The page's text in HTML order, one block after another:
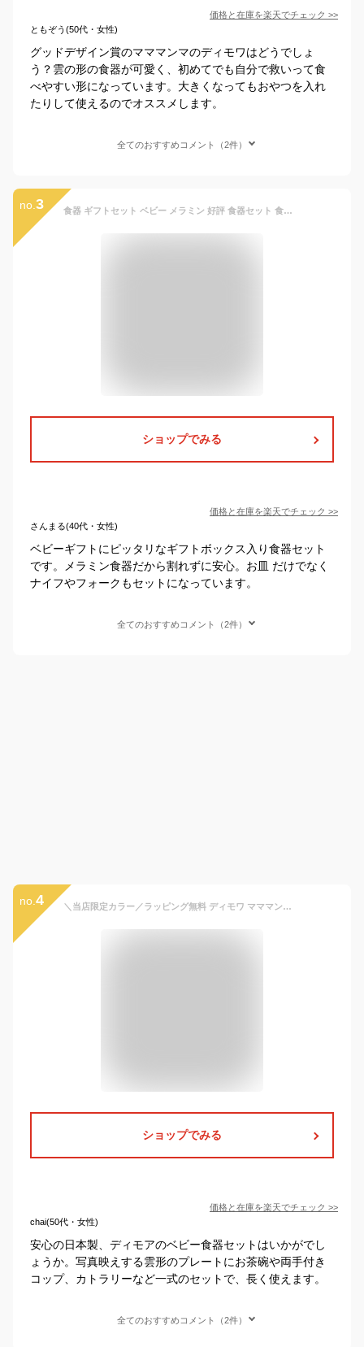
価格と在庫を楽天でチェック >>
ともぞう(50代・女性)
グッドデザイン賞のマママンマのディモワはどうでしょ
う？雲の形の食器が可愛く、初めてでも自分で救いって食
べやすい形になっています。大きくなってもおやつを入れ
たりして使えるのでオススメします。
全てのおすすめコメント（2件）
no. 3 食器 ギフトセット ベビー メラミン 好評 食器セット 食器ギフトセット ワンプレート カップ お皿 皿 ナイフ フォーク ベビー食器 メラミン食器 ベビーギフトセット ベビー食器セット ベビー用品 出産祝い ギフト箱入り かわいい ギフト 贈り物
ショップでみる
価格と在庫を楽天でチェック >>
さんまる(40代・女性)
ベビーギフトにピッタリなギフトボックス入り食器セット
です。メラミン食器だから割れずに安心。お皿 だけでなく
ナイフやフォークもセットになっています。
全てのおすすめコメント（2件）
no. 4 ＼当店限定カラー／ラッピング無料 ディモワ マママンマ グランデ プレート セット 10mois mamamanma grande ( ディモア 食器 女の子 男の子 ベビー キッズ 離乳食 食器セット ベビー食器 お食事グッズ お食い初め 日本製 出産祝い ベビーギフト プレゼント ギフト)【即納】
ショップでみる
価格と在庫を楽天でチェック >>
chai(50代・女性)
安心の日本製、ディモアのベビー食器セットはいかがでし
ょうか。写真映えする雲形のプレートにお茶碗や両手付き
コップ、カトラリーなど一式のセットで、長く使えます。
全てのおすすめコメント（2件）